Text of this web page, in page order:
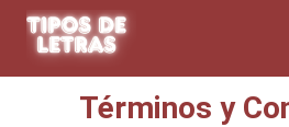
Skip
content
Términos y